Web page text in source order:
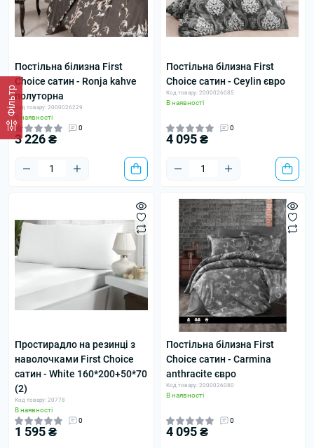
Постільна білизна First
Choice сатин - Ronja kahve
полуторна
Код товару: 2000026229
В наявності
0
3 226 ₴
Постільна білизна First
Choice сатин - Ceylin євро
Код товару: 2000026085
В наявності
0
4 095 ₴
Простирадло на резинці з
наволочками First Choice
сатин - White 160*200+50*70
(2)
Код товару: 20778
В наявності
0
1 595 ₴
Постільна білизна First
Choice сатин - Carmina
anthracite євро
Код товару: 2000026080
В наявності
0
4 095 ₴
Фільтр